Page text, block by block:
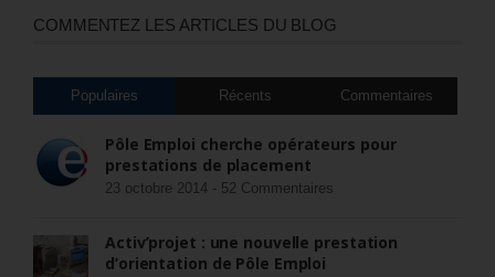
COMMENTEZ LES ARTICLES DU BLOG
Populaires Récents Commentaires
Pôle Emploi cherche opérateurs pour
prestations de placement
23 octobre 2014 - 52 Commentaires
Activ’projet : une nouvelle prestation
d’orientation de Pôle Emploi